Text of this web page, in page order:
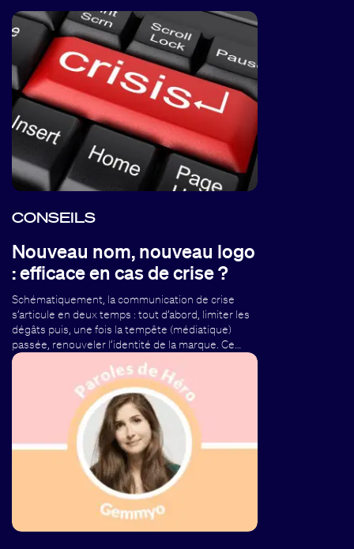
CONSEILS
Nouveau nom, nouveau logo
: efficace en cas de crise ?
Schématiquement, la communication de crise
s’articule en deux temps : tout d’abord, limiter les
dégâts puis, une fois la tempête (médiatique)
passée, renouveler l’identité de la marque. Ce…